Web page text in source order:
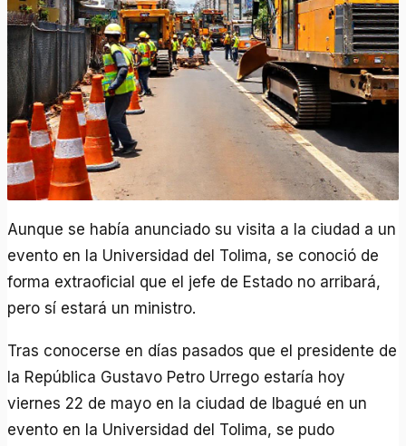
Aunque se había anunciado su visita a la ciudad a un
evento en la Universidad del Tolima, se conoció de
forma extraoficial que el jefe de Estado no arribará,
pero sí estará un ministro.
Tras conocerse en días pasados que el presidente de
la República Gustavo Petro Urrego estaría hoy
viernes 22 de mayo en la ciudad de Ibagué en un
evento en la Universidad del Tolima, se pudo